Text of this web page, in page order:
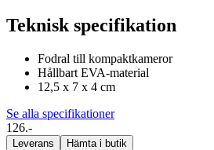
Teknisk specifikation
Fodral till kompaktkameror
Hållbart EVA-material
12,5 x 7 x 4 cm
Se alla specifikationer
126.-
Leverans Hämta i butik